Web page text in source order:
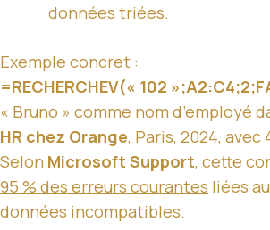
données triées.
Exemple concret :
=RECHERCHEV(« 102
« Bruno » comme nom d’employé
HR chez Orange, Paris, 2024,
Selon Microsoft Support, cette
95 % des erreurs courantes liées
données incompatibles.